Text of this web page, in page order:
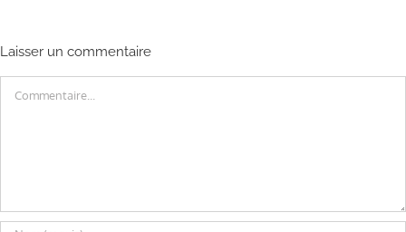
Laisser un commentaire